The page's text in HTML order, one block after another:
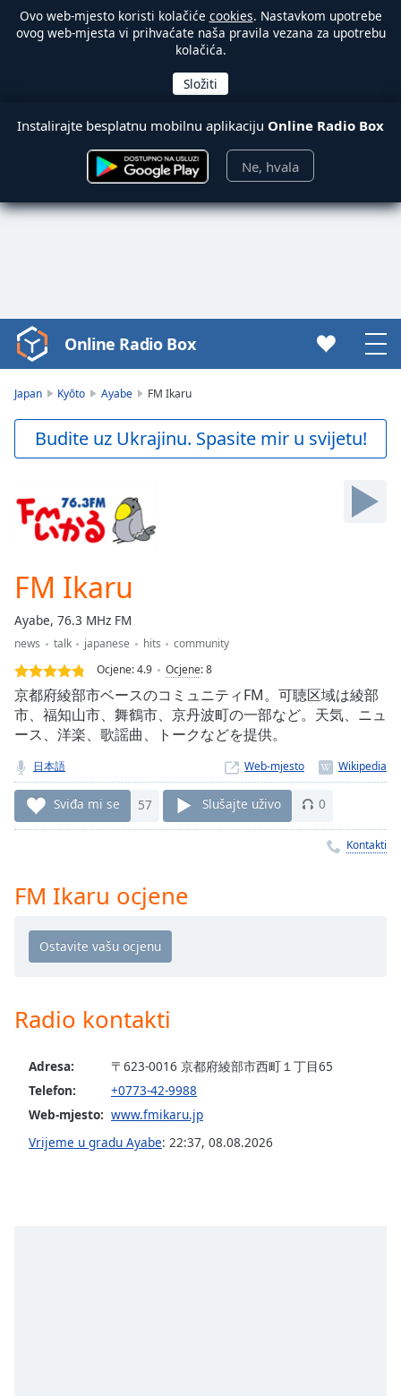
Ovo web-mjesto koristi kolačiće cookies. Nastavkom upotrebe
ovog web-mjesta vi prihvaćate naša pravila vezana za upotrebu
kolačića.
Instalirajte besplatnu mobilnu aplikaciju Online Radio Box
Ne, hvala
Video
Player
Backward
Skip
Forward
Current
Time 0:00
Duration
Loaded
0.00%
Stream
Type
LIVE
Seek to
currently
behind
liveLIVE
Remaining
Time-
Playback
Chapters
Descriptions
off,
selected
Online Radio Box
Japan Kyōto Ayabe FM Ikaru
Budite uz Ukrajinu. Spasite mir u svijetu!
FM Ikaru
Ayabe, 76.3 MHz FM
news talk japanese hits
community
Ocjene:4.9 Ocjene:8
京都府綾部市ベースのコミュニティFM。可聴区域は綾部
市、福知山市、舞鶴市、京丹波町の一部など。天気、ニュ
ース、洋楽、歌謡曲、トークなどを提供。
日本語 Web-mjesto
Sviđa mi se 57 Slušajte uživo 0
Kontakti
FM Ikaru ocjene
Radio kontakti
Adresa:
〒623-0016 京都府綾部市西町１丁目65
Telefon:
+0773-42-9988
Web-mjesto: www.fmikaru.jp
Vrijeme u gradu Ayabe: 22:37, 08.08.2026